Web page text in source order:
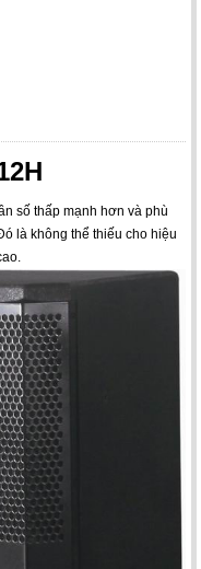
số thấp mạnh hơn và phù
là không thể thiếu cho hiệu